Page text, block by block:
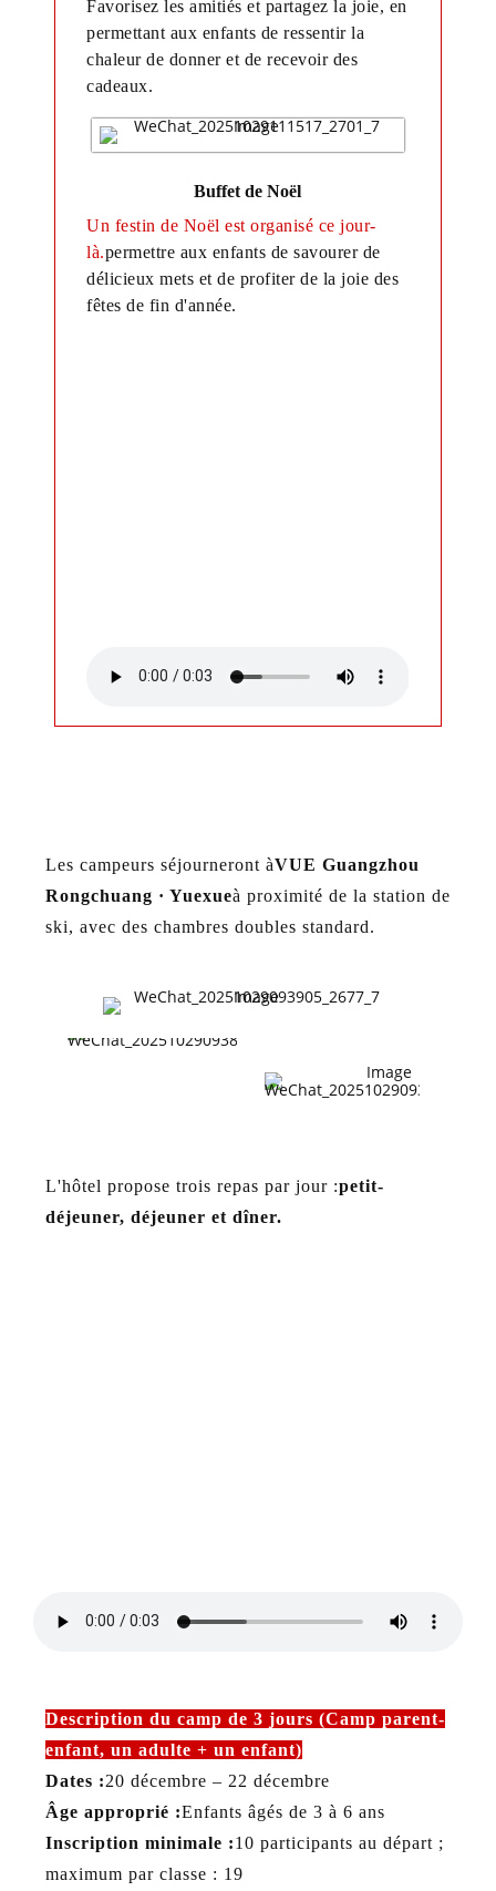
Favorisez les amitiés et partagez la joie, en
permettant aux enfants de ressentir la
chaleur de donner et de recevoir des
cadeaux.
Buffet de Noël
Un festin de Noël est organisé ce jour-
là.permettre aux enfants de savourer de
délicieux mets et de profiter de la joie des
fêtes de fin d'année.
Les campeurs séjourneront àVUE Guangzhou
Rongchuang · Yuexueà proximité de la station de
ski, avec des chambres doubles standard.
L'hôtel propose trois repas par jour :petit-
déjeuner, déjeuner et dîner.
Description du camp de 3 jours (Camp parent-
enfant, un adulte + un enfant)
Dates :20 décembre – 22 décembre
Âge approprié :Enfants âgés de 3 à 6 ans
Inscription minimale :10 participants au départ ;
maximum par classe : 19